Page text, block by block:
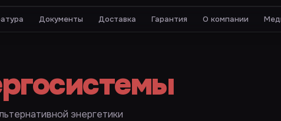
Документы Доставка Гарантия О компании
энергетики